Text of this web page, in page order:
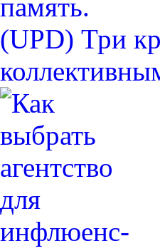
(UPD) Три